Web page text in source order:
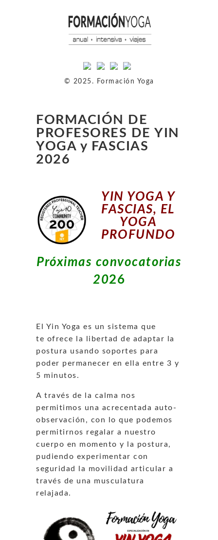
© 2025. Formación Yoga
FORMACIÓN DE
PROFESORES DE YIN
YOGA y FASCIAS
2026
YIN YOGA Y
FASCIAS, EL
YOGA
PROFUNDO
Próximas convocatorias
2026
El Yin Yoga es un sistema que
te ofrece la libertad de adaptar la
postura usando soportes para
poder permanecer en ella entre 3 y
5 minutos.
A través de la calma nos
permitimos una acrecentada auto-
observación, con lo que podemos
permitirnos regalar a nuestro
cuerpo en momento y la postura,
pudiendo experimentar con
seguridad la movilidad articular a
través de una musculatura
relajada.